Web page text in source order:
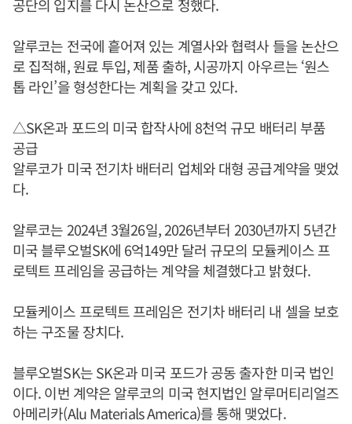
공단의 입지를 다시 논산으로 정했다.
알루코는 전국에 흩어져 있는 계열사와 협력사 들을 논산으
로 집적해, 원료 투입, 제품 출하, 시공까지 아우르는 ‘원스
톱 라인’을 형성한다는 계획을 갖고 있다.
△SK온과 포드의 미국 합작사에 8천억 규모 배터리 부품
공급
알루코가 미국 전기차 배터리 업체와 대형 공급계약을 맺었
다.
알루코는 2024년 3월26일, 2026년부터 2030년까지 5년간
미국 블루오벌SK에 6억149만 달러 규모의 모듈케이스 프
로텍트 프레임을 공급하는 계약을 체결했다고 밝혔다.
모듈케이스 프로텍트 프레임은 전기차 배터리 내 셀을 보호
하는 구조물 장치다.
블루오벌SK는 SK온과 미국 포드가 공동 출자한 미국 법인
이다. 이번 계약은 알루코의 미국 현지법인 알루머티리얼즈
아메리카(Alu Materials America)를 통해 맺었다.